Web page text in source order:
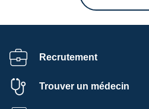
Recrutement
Trouver un médecin